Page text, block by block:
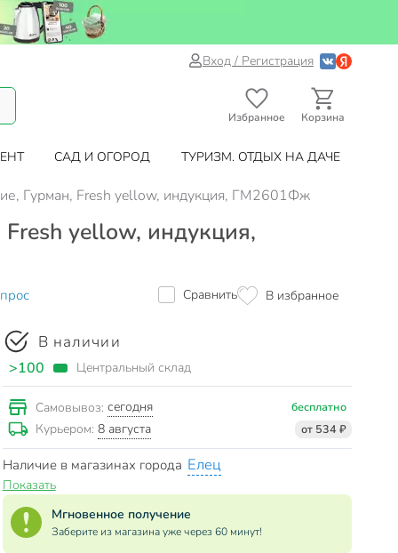
Вход / Регистрация
Избранное Корзина
САД И ОГОРОД ТУРИЗМ. ОТДЫХ НА ДАЧЕ
Гурман, Fresh yellow, индукция, ГМ2601Фж
yellow, индукция,
Сравнить В избранное
В наличии
>100 Центральный склад
Самовывоз: сегодня бесплатно
Курьером: 8 августа от 534 ₽
Наличие в магазинах города Елец
Показать
Мгновенное получение
Заберите из магазина уже через 60 минут!